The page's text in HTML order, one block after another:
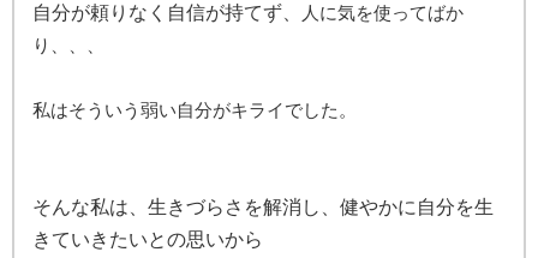
自分が頼りなく自信が持てず、
人に気を使ってばか
り、、、
私はそういう弱い自分がキライでした。
そんな私は、生きづらさを解消し、健やかに自分を生
きていきたいとの思いから